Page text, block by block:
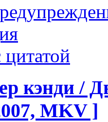
цитатой
кэнди /
MKV ]